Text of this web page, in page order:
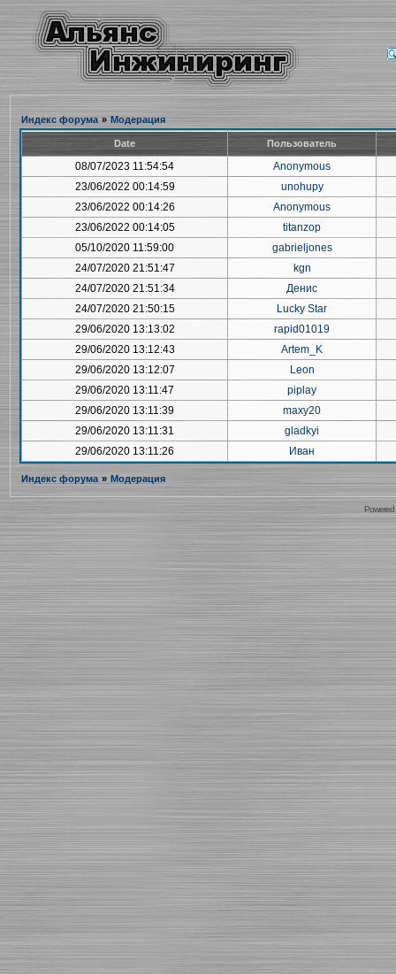
Индекс форума » Модерация
Date Пользователь
08/07/2023 11:54:54
Anonymous
23/06/2022 00:14:59
unohupy
23/06/2022 00:14:26
Anonymous
23/06/2022 00:14:05
titanzop
05/10/2020 11:59:00
gabrieljones
24/07/2020 21:51:47
kgn
24/07/2020 21:51:34
Денис
24/07/2020 21:50:15
Lucky Star
29/06/2020 13:13:02
rapid01019
29/06/2020 13:12:43
Artem_K
29/06/2020 13:12:07
Leon
29/06/2020 13:11:47
piplay
29/06/2020 13:11:39
maxy20
29/06/2020 13:11:31
gladkyi
29/06/2020 13:11:26
Иван
Индекс форума » Модерация